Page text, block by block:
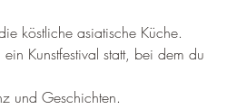
köstliche asiatische Küche.
Kunstfestival statt, bei dem du
und Geschichten.